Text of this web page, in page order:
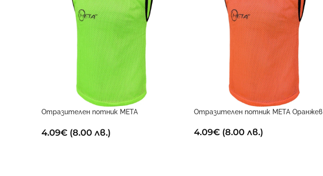
Отразителен потник META
4.09€ (8.00 лв.)
Отразителен потник META Оранжев
4.09€ (8.00 лв.)